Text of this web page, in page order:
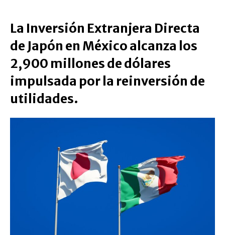
La Inversión Extranjera Directa
de Japón en México alcanza los
2,900 millones de dólares
impulsada por la reinversión de
utilidades.